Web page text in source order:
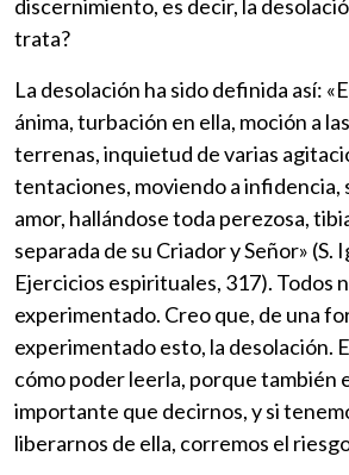
discernimiento, es decir, la
trata?
La desolación ha sido definida así:
ánima, turbación en ella, moción a
terrenas, inquietud de varias
tentaciones, moviendo a infidencia,
amor, hallándose toda perezosa,
separada de su Criador y Señor» (S.
Ejercicios espirituales, 317). Todos
experimentado. Creo que, de una
experimentado esto, la desolación.
cómo poder leerla, porque también
importante que decirnos, y si
liberarnos de ella, corremos el